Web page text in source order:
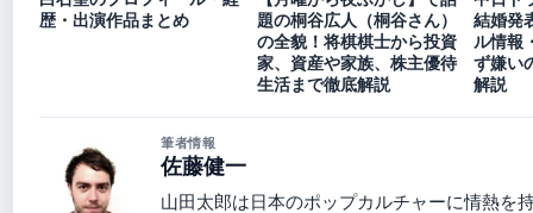
歴・出演作品まとめ
題の桐谷広人（桐谷さん）
の全貌！将棋棋士から投資
家、資産や家族、株主優待
生活まで徹底解説
結婚発
ル情報
ず嫌い
解説
筆者情報
佐藤健一
山田太郎は日本のポップカルチャーに情熱を